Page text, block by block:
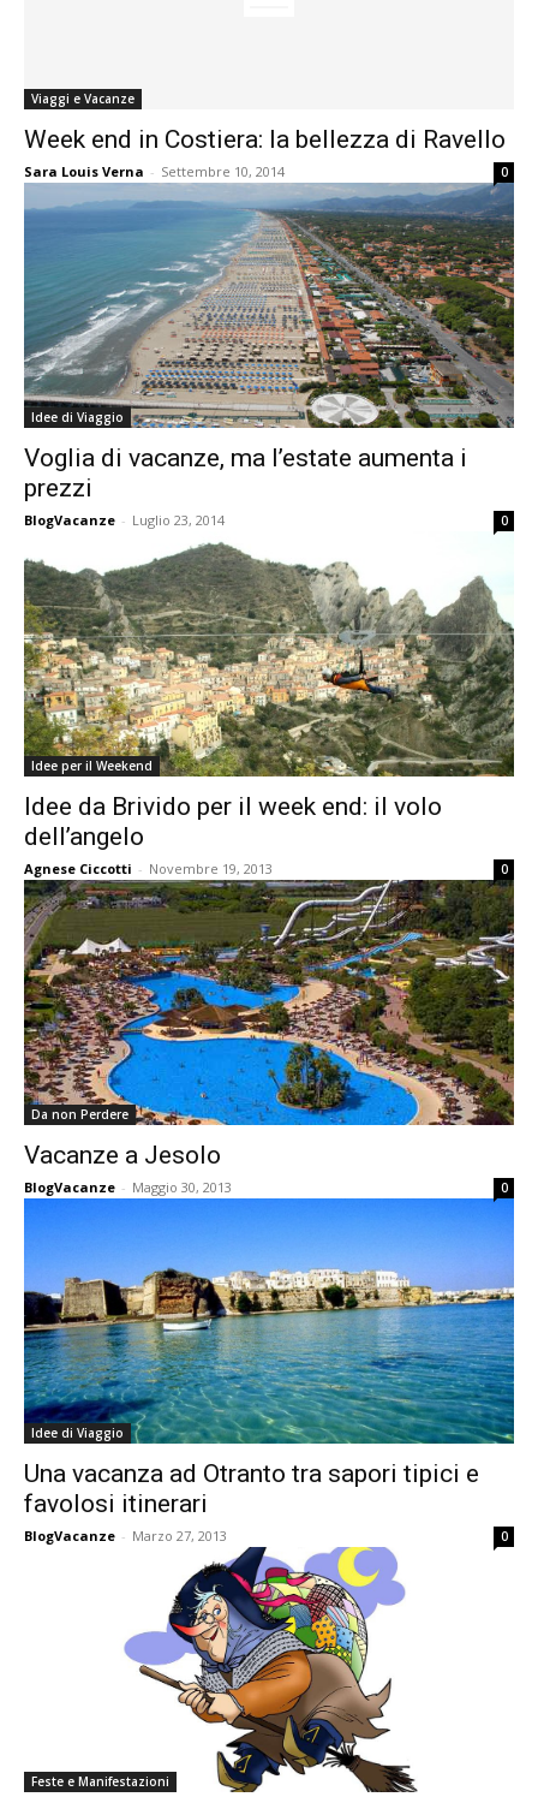
Viaggi e Vacanze
Week end in Costiera: la bellezza di Ravello
Sara Louis Verna - Settembre 10, 2014 0
Idee di Viaggio
Voglia di vacanze, ma l’estate aumenta i
prezzi
BlogVacanze - Luglio 23, 2014 0
Idee per il Weekend
Idee da Brivido per il week end: il volo
dell’angelo
Agnese Ciccotti - Novembre 19, 2013 0
Da non Perdere
Vacanze a Jesolo
BlogVacanze - Maggio 30, 2013 0
Idee di Viaggio
Una vacanza ad Otranto tra sapori tipici e
favolosi itinerari
BlogVacanze - Marzo 27, 2013 0
Feste e Manifestazioni